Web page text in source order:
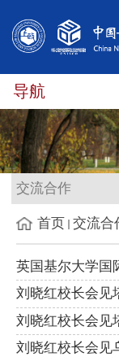
导航
交流合作
首页 交流合
英国基尔大学国
刘晓红校长会见
刘晓红校长会见
刘晓红校长会见